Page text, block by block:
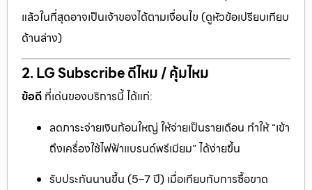
แล้วในที่สุดอาจเป็นเจ้าของได้ตามเงื่อนไข (ดูหัวข้อเปรียบเทียบ
ด้านล่าง)
2. LG Subscribe ดีไหม / คุ้มไหม
ข้อดี ที่เด่นของบริการนี้ ได้แก่:
ลดภาระจ่ายเงินก้อนใหญ่ ให้จ่ายเป็นรายเดือน ทำให้ “เข้า
ถึงเครื่องใช้ไฟฟ้าแบรนด์พรีเมียม” ได้ง่ายขึ้น
รับประกันนานขึ้น (5–7 ปี) เมื่อเทียบกับการซื้อขาด